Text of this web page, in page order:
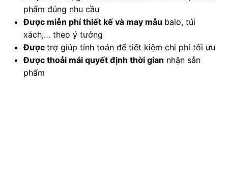
phẩm đúng nhu cầu
Được miễn phí thiết kế và may mẫu balo, túi
xách,… theo ý tưởng
Được trợ giúp tính toán để tiết kiệm chi phí tối ưu
Được thoải mái quyết định thời gian nhận sản
phẩm